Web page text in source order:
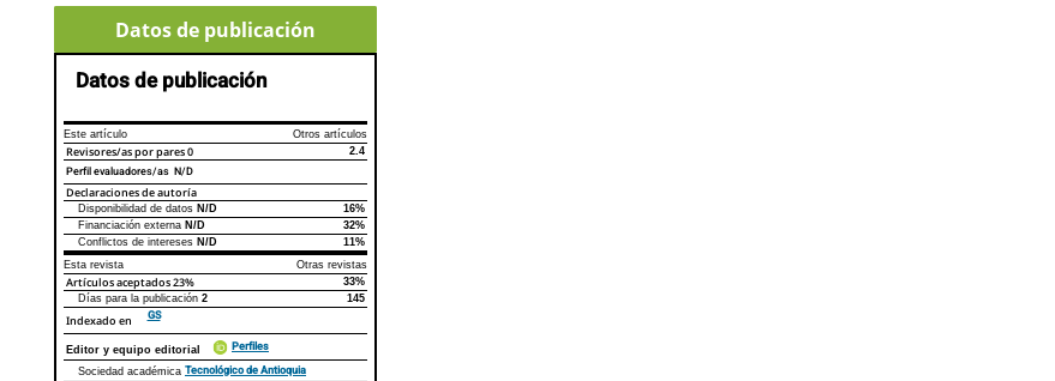
Datos de publicación
Datos de publicación
Este artículo Otros artículos
Revisores/as por pares0 2.4
Perfil evaluadores/as N/D
Declaraciones de autoría
Declaraciones de autoríaEste artículo
Disponibilidad de datos N/D
16%
Financiación externa N/D
32%
Conflictos de intereses N/D
11%
Esta revista
Otras revistas
Artículos aceptados23%
33%
Días para la publicación 2 145
Indexado en GS
Editor y equipo editorial Perfiles
Sociedad académica Tecnológico de Antioquia